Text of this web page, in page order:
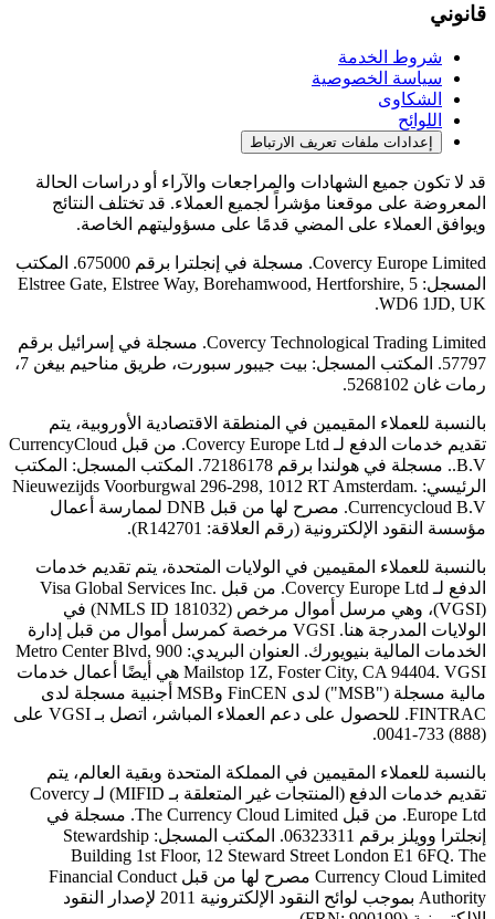
قانوني
شروط الخدمة
سياسة الخصوصية
الشكاوى
اللوائح
إعدادات ملفات تعريف الارتباط
قد لا تكون جميع الشهادات والمراجعات والآراء أو دراسات الحالة
المعروضة على موقعنا مؤشراً لجميع العملاء. قد تختلف النتائج
ويوافق العملاء على المضي قدمًا على مسؤوليتهم الخاصة.
Covercy Europe Limited. مسجلة في إنجلترا برقم 675000. المكتب
المسجل: 5 Elstree Gate, Elstree Way, Borehamwood, Hertforshire,
WD6 1JD, UK.
Covercy Technological Trading Limited. مسجلة في إسرائيل برقم
57797. المكتب المسجل: بيت جيبور سبورت، طريق مناحيم بيغن 7،
رمات غان 5268102.
بالنسبة للعملاء المقيمين في المنطقة الاقتصادية الأوروبية، يتم
تقديم خدمات الدفع لـ Covercy Europe Ltd. من قبل CurrencyCloud
B.V.. مسجلة في هولندا برقم 72186178. المكتب المسجل: المكتب
الرئيسي: Nieuwezijds Voorburgwal 296-298, 1012 RT Amsterdam.
Currencycloud B.V. مصرح لها من قبل DNB لممارسة أعمال
مؤسسة النقود الإلكترونية (رقم العلاقة: R142701).
بالنسبة للعملاء المقيمين في الولايات المتحدة، يتم تقديم خدمات
الدفع لـ Covercy Europe Ltd. من قبل Visa Global Services Inc.
(VGSI)، وهي مرسل أموال مرخص (NMLS ID 181032) في
الولايات المدرجة هنا. VGSI مرخصة كمرسل أموال من قبل إدارة
الخدمات المالية بنيويورك. العنوان البريدي: 900 Metro Center Blvd,
Mailstop 1Z, Foster City, CA 94404. VGSI هي أيضًا أعمال خدمات
مالية مسجلة ("MSB") لدى FinCEN وMSB أجنبية مسجلة لدى
FINTRAC. للحصول على دعم العملاء المباشر، اتصل بـ VGSI على
(888) 733-0041.
بالنسبة للعملاء المقيمين في المملكة المتحدة وبقية العالم، يتم
تقديم خدمات الدفع (المنتجات غير المتعلقة بـ MIFID) لـ Covercy
Europe Ltd. من قبل The Currency Cloud Limited. مسجلة في
إنجلترا وويلز برقم 06323311. المكتب المسجل: Stewardship
Building 1st Floor, 12 Steward Street London E1 6FQ. The
Currency Cloud Limited مصرح لها من قبل Financial Conduct
Authority بموجب لوائح النقود الإلكترونية 2011 لإصدار النقود